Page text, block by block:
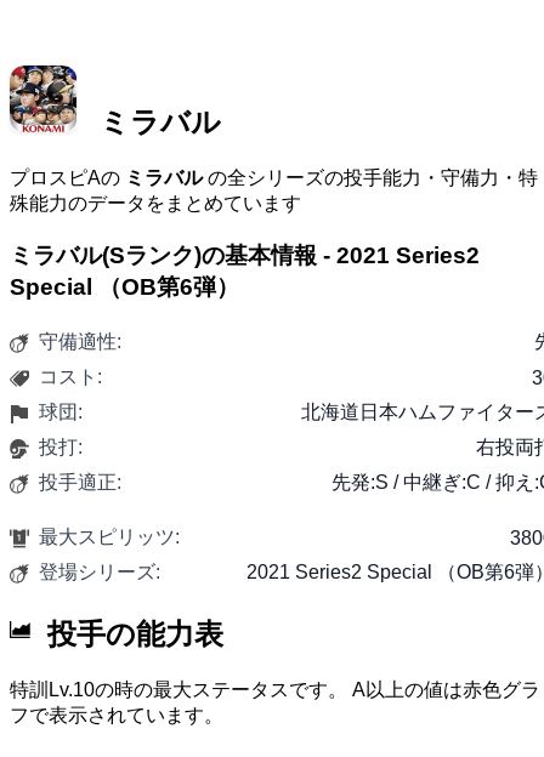
ミラバル
プロスピAの ミラバルの全シリーズの投手能力・守備力・特
殊能力のデータをまとめています
ミラバル(Sランク)の基本情報 - 2021 Series2
Special （OB第6弾）
守備適性:
コスト:
球団:
北海道日本ハムファイター
投打:
右投両
投手適正:
先発:S / 中継ぎ:C / 抑え
最大スピリッツ:
登場シリーズ:
2021 Series2 Special （OB第6弾
投手の能力表
特訓Lv.10の時の最大ステータスです。 A以上の値は赤色グラ
フで表示されています。